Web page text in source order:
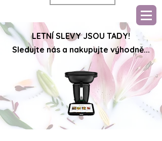
LETNÍ SLEVY JSOU TADY!
Sledujte nás a nakupujte výhodně...